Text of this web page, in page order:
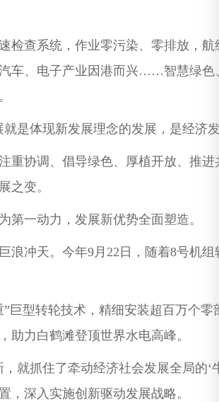
查系统，作业零污染、零排放，航
车、电子产业因港而兴……智慧绿色
体现新发展理念的发展，是经济发
协调、倡导绿色、厚植开放、推进
之变。
动力，发展新优势全面塑造。
冲天。今年9月22日，随着8号机组
型转轮技术，精细安装超百万个零
助力白鹤滩登顶世界水电高峰。
抓住了牵动经济社会发展全局的‘
，深入实施创新驱动发展战略。